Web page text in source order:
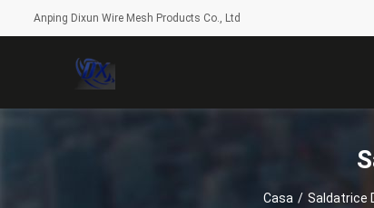
Anping Dixun Wire Mesh Products Co., Ltd
Casa / Saldatrice